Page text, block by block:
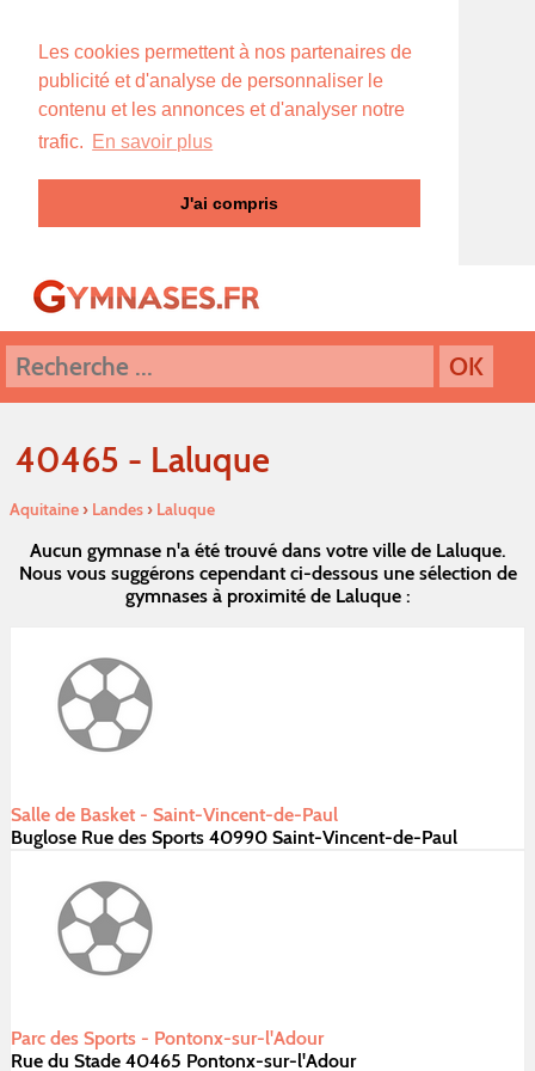
Les cookies permettent à nos partenaires de
publicité et d'analyse de personnaliser le
contenu et les annonces et d'analyser notre
trafic. En savoir plus
J'ai compris
40465 - Laluque
Aquitaine› Landes› Laluque
Aucun gymnase n'a été trouvé dans votre ville de Laluque.
Nous vous suggérons cependant ci-dessous une sélection de
gymnases à proximité de Laluque :
Salle de Basket - Saint-Vincent-de-Paul
Buglose Rue des Sports 40990 Saint-Vincent-de-Paul
Parc des Sports - Pontonx-sur-l'Adour
Rue du Stade 40465 Pontonx-sur-l'Adour